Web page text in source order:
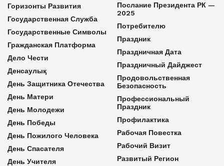
Горизонты Развития
Государственная Служба
Государственные Символы
Гражданская Платформа
Дело Чести
Денсаулық
День Защитника Отечества
День Матери
День Молодежи
День Победы
День Пожилого Человека
День Спасателя
День Учителя
Послание Президента РК —
2025
Потребителю
Праздник
Праздничная Дата
Праздничный Дайджест
Продовольственная
Безопасность
Профессиональный
Праздник
Профилактика
Рабочая Повестка
Рабочий Визит
Развитый Регион